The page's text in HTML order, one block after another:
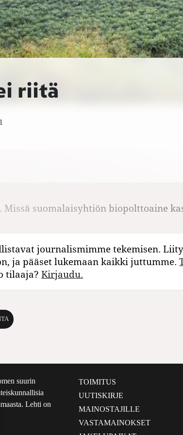
riitä
suomalaisyhtiön biopolttoaine
journalismimme tekemisen. Liity
ja pääset lukemaan kaikki juttumme.
tilaaja?Kirjaudu.
suurin
Lehti on
TOIMITUS
UUTISKIRJE
MAINOSTAJILLE
VASTAMAINOKSET